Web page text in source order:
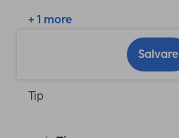
+ 1 more
Salvare
Tip